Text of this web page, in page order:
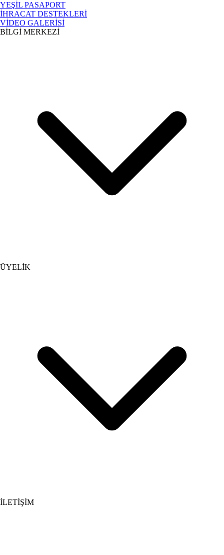
YEŞİL PASAPORT
İHRACAT DESTEKLERİ
VİDEO GALERİSİ
BİLGİ MERKEZİ
ÜYELİK
İLETİŞİM